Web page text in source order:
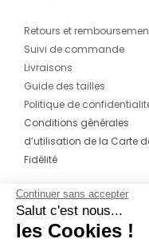
Retours et
Suivi de commande
Livraisons
Guide des tailles
Politique de
Conditions générales
d’utilisation de la Carte
Fidélité
CONTACT
04 42 20 78 42
Continuer sans accepter
Salut c'est nous...
les Cookies !